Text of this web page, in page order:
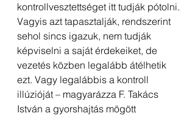
kontrollvesztettséget itt tudják pótolni.
Vagyis azt tapasztalják, rendszerint
sehol sincs igazuk, nem tudják
képviselni a saját érdekeiket, de
vezetés közben legalább átélhetik
ezt. Vagy legalábbis a kontroll
illúzióját – magyarázza F. Takács
István a gyorshajtás mögött